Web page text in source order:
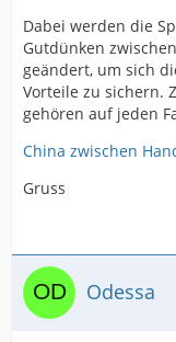
Dabei werden die
Gutdünken
geändert, um sich
Vorteile zu sichern.
gehören auf jeden
China zwischen
Gruss
Odessa